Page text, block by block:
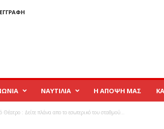
ΝΑΥΤΙΛΙΑ Η ΑΠΟΨΗ ΜΑΣ
: Δείτε πλάνα απο το εσωτερικό του σταθμού...